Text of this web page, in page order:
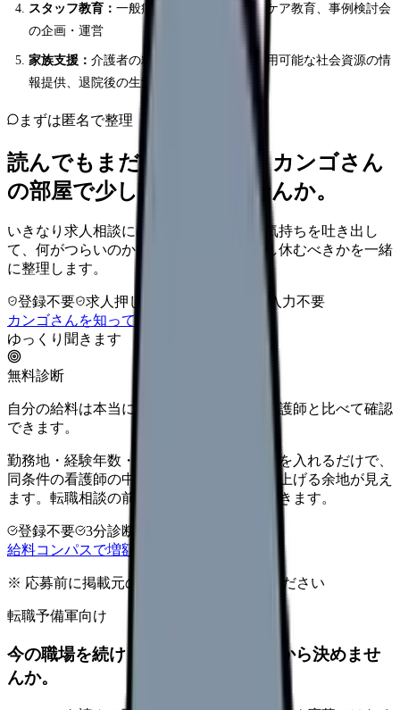
スタッフ教育： 一般病棟看護師への認知症ケア教育、事例検討会
の企画・運営
家族支援： 介護者の精神的負担の軽減、利用可能な社会資源の情
報提供、退院後の生活支援
まずは匿名で整理
読んでもまだ苦しいなら、カンゴさん
の部屋で少し話してみませんか。
いきなり求人相談には進みません。今の気持ちを吐き出し
て、何がつらいのか、辞めるべきか、少し休むべきかを一緒
に整理します。
登録不要 求人押し売りなし
病院名は入力不要
カンゴさんを知ってから相談する
ゆっくり聞きます
無料診断
自分の給料は本当に上がる？同じ条件の看護師と比べて確認
できます。
勤務地・経験年数・施設タイプ・夜勤回数を入れるだけで、
同条件の看護師の中での現在地と、年収を上げる余地が見え
ます。転職相談の前に、まず数字で整理できます。
登録不要 3分診断
給料コンパスで増額余地を確認する
※ 応募前に掲載元の最新情報を確認してください
転職予備軍向け
今の職場を続けるか、条件を比べてから決めませ
んか。